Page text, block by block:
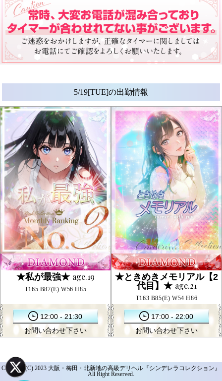
5/19[TUE]の出勤情報
★私が最強★ age.19
T165 B87(E) W56 H85
12:00 - 21:30
お問い合わせ下さい
★ときめきメモリアル【2
代目】★ age.21
T163 B85(E) W54 H86
17:00 - 22:00
お問い合わせ下さい
Copyright(C) 2023 大阪・梅田・北新地の高級デリヘル『シンデレラコレクション』
All Right Reserved.